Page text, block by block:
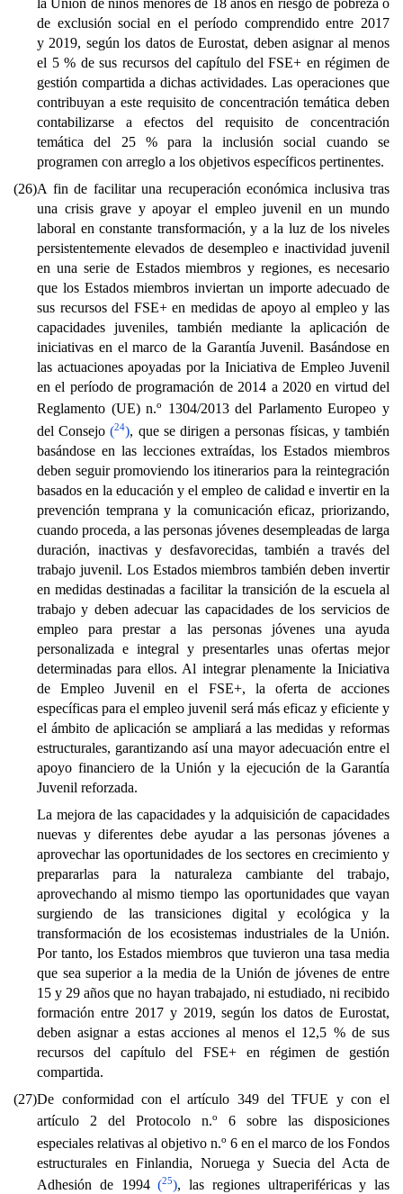
la Unión de niños menores de 18 años en riesgo de pobreza o
de exclusión social en el período comprendido entre 2017
y 2019, según los datos de Eurostat, deben asignar al menos
el 5 % de sus recursos del capítulo del FSE+ en régimen de
gestión compartida a dichas actividades. Las operaciones que
contribuyan a este requisito de concentración temática deben
contabilizarse a efectos del requisito de concentración
temática del 25 % para la inclusión social cuando se
programen con arreglo a los objetivos específicos pertinentes.
(26)A fin de facilitar una recuperación económica inclusiva tras
una crisis grave y apoyar el empleo juvenil en un mundo
laboral en constante transformación, y a la luz de los niveles
persistentemente elevados de desempleo e inactividad juvenil
en una serie de Estados miembros y regiones, es necesario
que los Estados miembros inviertan un importe adecuado de
sus recursos del FSE+ en medidas de apoyo al empleo y las
capacidades juveniles, también mediante la aplicación de
iniciativas en el marco de la Garantía Juvenil. Basándose en
las actuaciones apoyadas por la Iniciativa de Empleo Juvenil
en el período de programación de 2014 a 2020 en virtud del
Reglamento (UE) n.o
1304/2013 del Parlamento Europeo y
del Consejo(24), que se dirigen a personas físicas, y también
basándose en las lecciones extraídas, los Estados miembros
deben seguir promoviendo los itinerarios para la reintegración
basados en la educación y el empleo de calidad e invertir en la
prevención temprana y la comunicación eficaz, priorizando,
cuando proceda, a las personas jóvenes desempleadas de larga
duración, inactivas y desfavorecidas, también a través del
trabajo juvenil. Los Estados miembros también deben invertir
en medidas destinadas a facilitar la transición de la escuela al
trabajo y deben adecuar las capacidades de los servicios de
empleo para prestar a las personas jóvenes una ayuda
personalizada e integral y presentarles unas ofertas mejor
determinadas para ellos. Al integrar plenamente la Iniciativa
de Empleo Juvenil en el FSE+, la oferta de acciones
específicas para el empleo juvenil será más eficaz y eficiente y
el ámbito de aplicación se ampliará a las medidas y reformas
estructurales, garantizando así una mayor adecuación entre el
apoyo financiero de la Unión y la ejecución de la Garantía
Juvenil reforzada.
La mejora de las capacidades y la adquisición de capacidades
nuevas y diferentes debe ayudar a las personas jóvenes a
aprovechar las oportunidades de los sectores en crecimiento y
prepararlas para la naturaleza cambiante del trabajo,
aprovechando al mismo tiempo las oportunidades que vayan
surgiendo de las transiciones digital y ecológica y la
transformación de los ecosistemas industriales de la Unión.
Por tanto, los Estados miembros que tuvieron una tasa media
que sea superior a la media de la Unión de jóvenes de entre
15 y 29 años que no hayan trabajado, ni estudiado, ni recibido
formación entre 2017 y 2019, según los datos de Eurostat,
deben asignar a estas acciones al menos el 12,5 % de sus
recursos del capítulo del FSE+ en régimen de gestión
compartida.
(27)De conformidad con el artículo 349 del TFUE y con el
artículo 2 del Protocolo n.o
6 sobre las disposiciones
especiales relativas al objetivo n.o 6 en el marco de los Fondos
estructurales en Finlandia, Noruega y Suecia del Acta de
Adhesión de 1994(25), las regiones ultraperiféricas y las